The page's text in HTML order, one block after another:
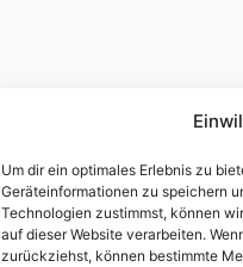
Um dir ein optimales Erlebnis zu
Geräteinformationen zu speichern
Technologien zustimmst, können
auf dieser Website verarbeiten.
zurückziehst, können bestimmte